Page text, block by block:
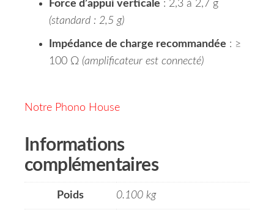
Force d’appui verticale : 2,3 à 2,7 g
(standard : 2,5 g)
Impédance de charge recommandée : ≥
100 Ω (amplificateur est connecté)
Notre Phono House
Informations
complémentaires
Poids 0.100 kg